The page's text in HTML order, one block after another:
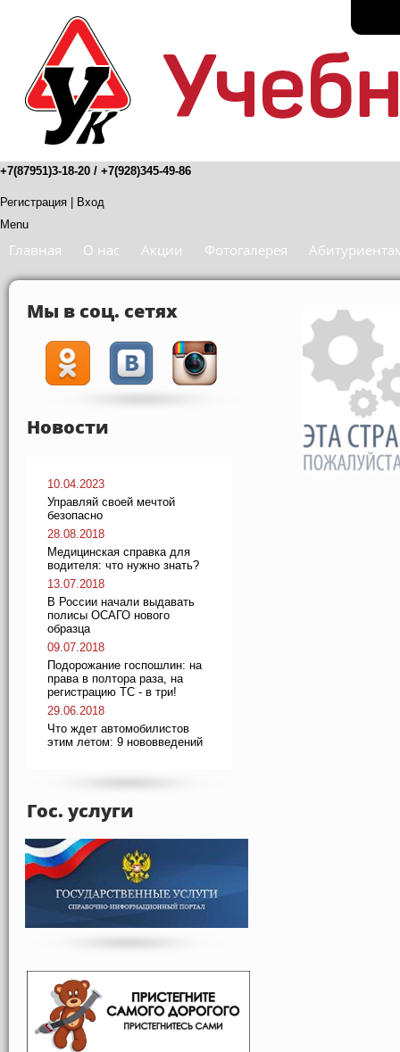
+7(87951)3-18-20 / +7(928)345-49-86
Регистрация
Вход
Menu
Главная О нас Акции Фотогалерея
Мы в соц. сетях
Новости
10.04.2023
Управляй своей мечтой
безопасно
28.08.2018
Медицинская справка для
водителя: что нужно знать?
13.07.2018
В России начали выдавать
полисы ОСАГО нового
образца
09.07.2018
Подорожание госпошлин: на
права в полтора раза, на
регистрацию ТС - в три!
29.06.2018
Что ждет автомобилистов
этим летом: 9 нововведений
Гос. услуги